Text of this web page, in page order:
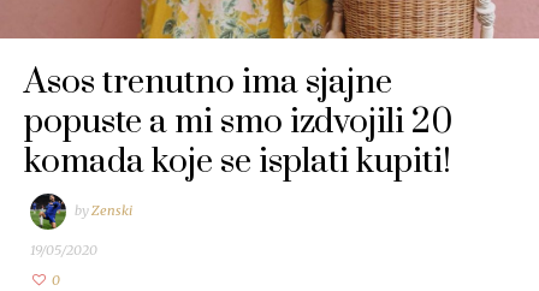
Asos trenutno ima sjajne
popuste a mi smo izdvojili 20
komada koje se isplati kupiti!
byZenski
19/05/2020
0